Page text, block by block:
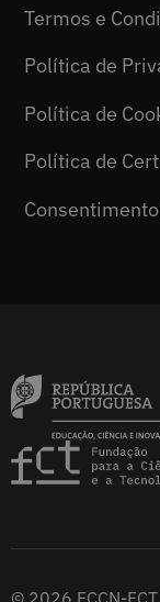
Termos e
Política de
Política de
Política de
© 2026 FCCN-